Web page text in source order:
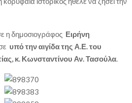
η δημοσιογράφος Ειρήνη
υπό την αιγίδα της Α.Ε. του
κ. Κωνσταντίνου Αν. Τασούλα